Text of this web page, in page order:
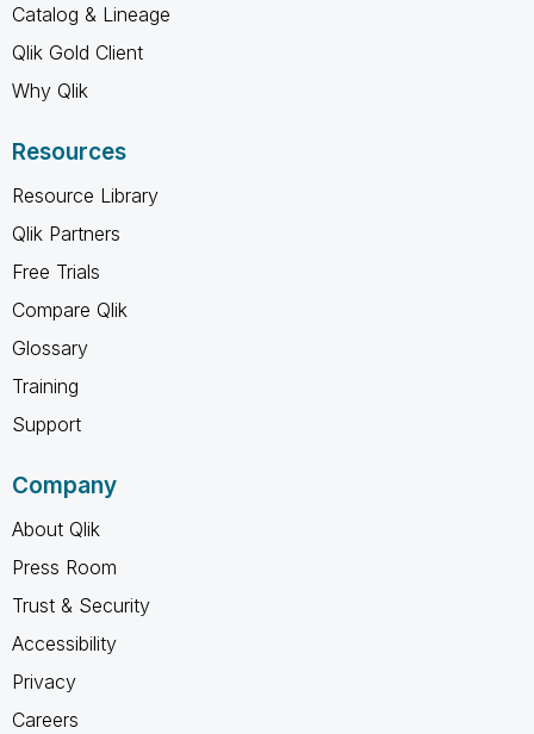
Catalog & Lineage
Qlik Gold Client
Why Qlik
Resources
Resource Library
Qlik Partners
Free Trials
Compare Qlik
Glossary
Training
Support
Company
About Qlik
Press Room
Trust & Security
Accessibility
Privacy
Careers